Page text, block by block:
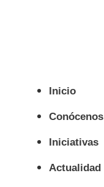
Inicio
Conócenos
Iniciativas
Actualidad